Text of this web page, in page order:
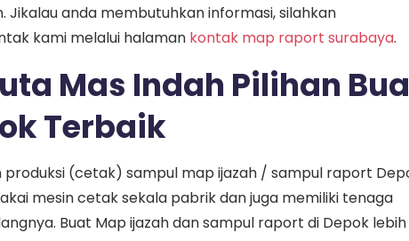
anda membutuhkan informasi, silahkan
kami melalui halaman kontak map raport surabaya.
Mas Indah Pilihan
Terbaik
produksi (cetak) sampul map ijazah / sampul raport
mesin cetak sekala pabrik dan juga memiliki tenaga
Buat Map ijazah dan sampul raport di Depok lebih